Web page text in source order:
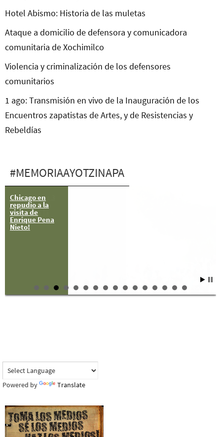
Hotel Abismo: Historia de las muletas
Ataque a domicilio de defensora y comunicadora
comunitaria de Xochimilco
Violencia y criminalización de los defensores
comunitarios
1 ago: Transmisión en vivo de la Inauguración de los
Encuentros zapatistas de Artes, y de Resistencias y
Rebeldías
#MEMORIAAYOTZINAPA
Chicago en
repudio a la
visita de
Enrique Pena
Nieto!
Ayotzinapa: 3
mil policías
bloquean la
carretera
Powered by Translate